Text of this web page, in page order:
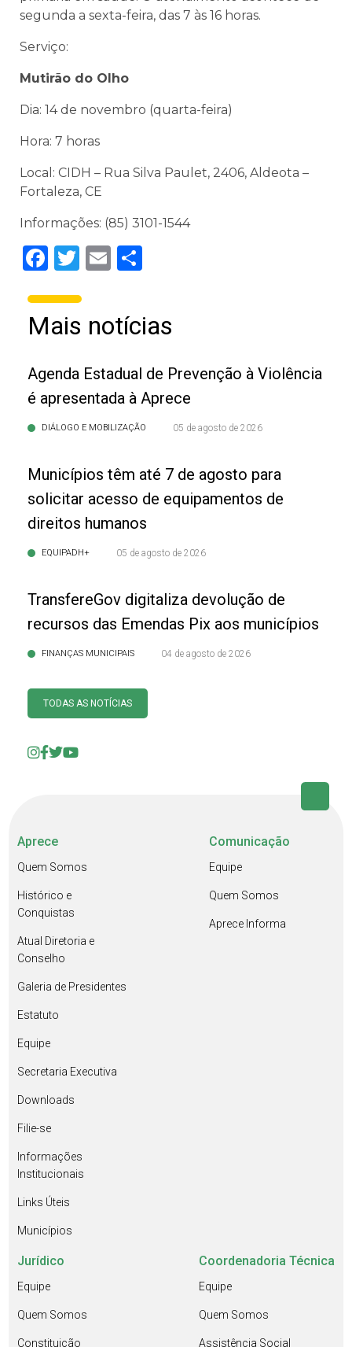
segunda a sexta-feira, das 7 às 16 horas.
Serviço:
Mutirão do Olho
Dia: 14 de novembro (quarta-feira)
Hora: 7 horas
Local: CIDH – Rua Silva Paulet, 2406, Aldeota –
Fortaleza, CE
Informações: (85) 3101-1544
Facebook
Twitter
Email
Mais notícias
Agenda Estadual de Prevenção à Violência
é apresentada à Aprece
DIÁLOGO E MOBILIZAÇÃO 05 de agosto de 2026
Municípios têm até 7 de agosto para
solicitar acesso de equipamentos de
direitos humanos
EQUIPADH+ 05 de agosto de 2026
TransfereGov digitaliza devolução de
recursos das Emendas Pix aos municípios
FINANÇAS MUNICIPAIS 04 de agosto de 2026
TODAS AS NOTÍCIAS
Aprece
Quem Somos
Histórico e
Conquistas
Atual Diretoria e
Conselho
Galeria de Presidentes
Estatuto
Equipe
Secretaria Executiva
Downloads
Filie-se
Informações
Institucionais
Links Úteis
Municípios
Comunicação
Equipe
Quem Somos
Aprece Informa
Jurídico
Equipe
Quem Somos
Constituição
Coordenadoria Técnica
Equipe
Quem Somos
Assistência Social